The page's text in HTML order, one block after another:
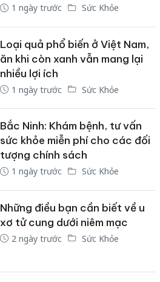
1 ngày trước Sức Khỏe
Loại quả phổ biến ở Việt Nam,
ăn khi còn xanh vẫn mang lại
nhiều lợi ích
1 ngày trước Sức Khỏe
Bắc Ninh: Khám bệnh, tư vấn
sức khỏe miễn phí cho các đối
tượng chính sách
1 ngày trước Sức Khỏe
Những điều bạn cần biết về u
xơ tử cung dưới niêm mạc
2 ngày trước Sức Khỏe